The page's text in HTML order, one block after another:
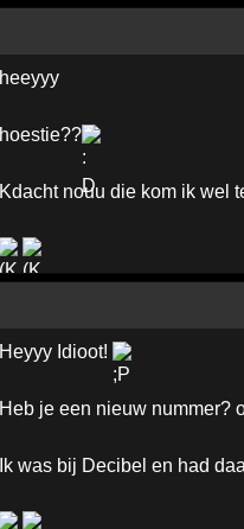
heeyyy
hoestie??
Kdacht nouu die kom ik wel
Heyyy Idioot!
Heb je een nieuw nummer?
Ik was bij Decibel en had